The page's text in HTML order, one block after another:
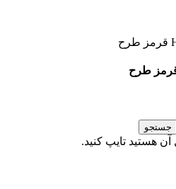
جستجو
هستید تایپ کنید.